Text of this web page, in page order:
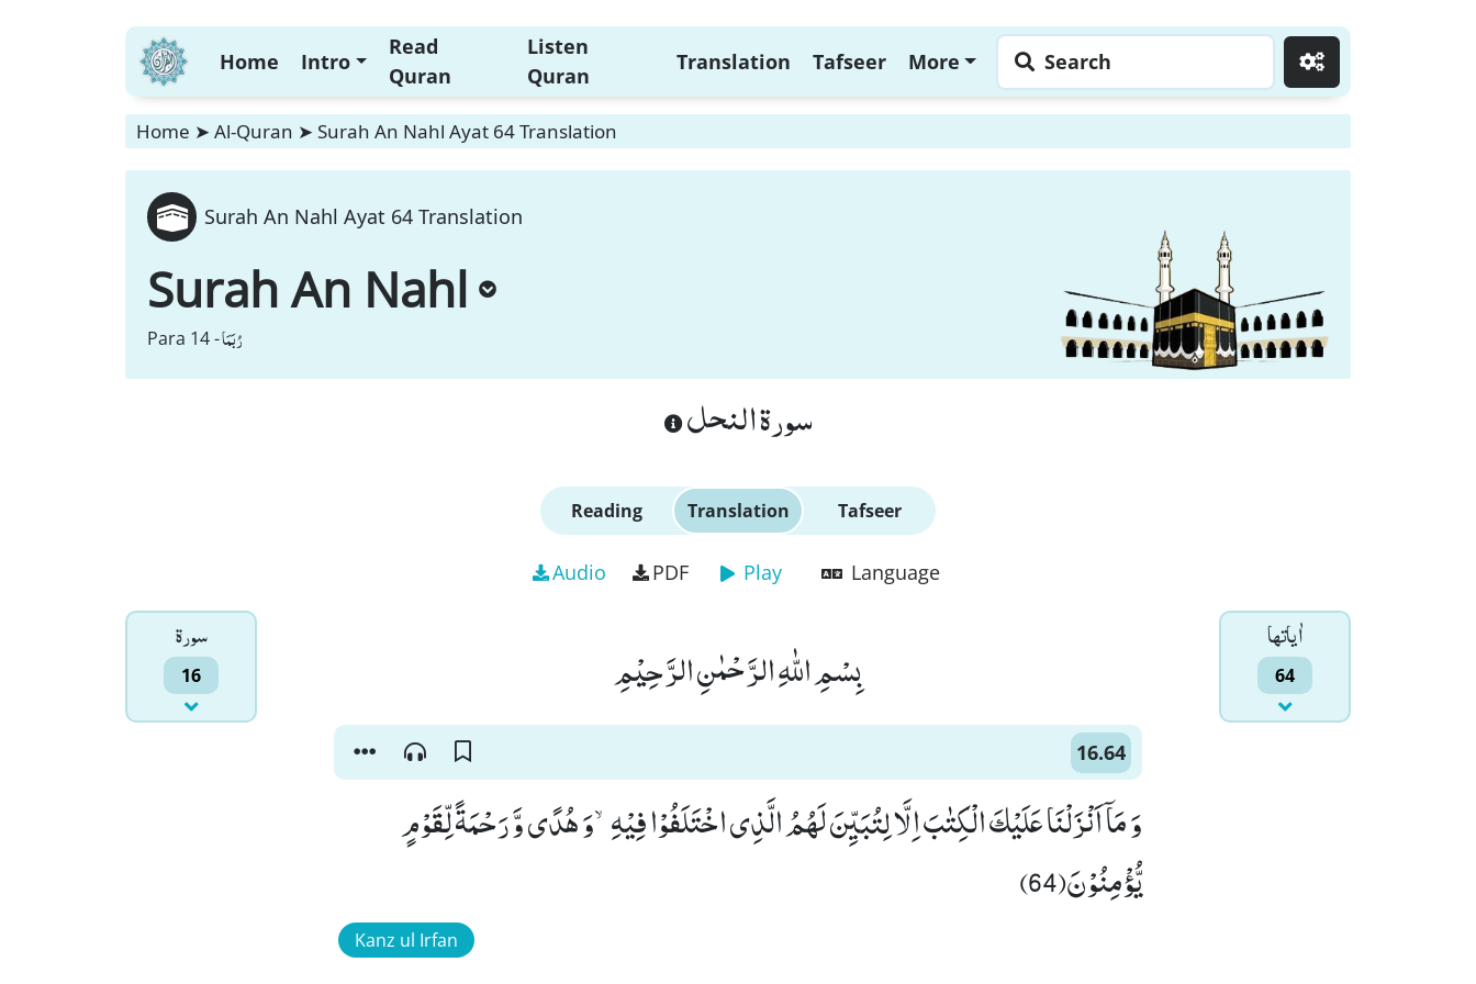
Home Intro
Read
Quran
Listen
Quran
Translation Tafseer More Search
Home ➤ Al-Quran ➤ Surah An Nahl Ayat 64 Translation
Surah An Nahl Ayat 64 Translation
Surah An Nahl
Para 14 -رُبَمَا
سورة النحل
Reading Translation Tafseer
Audio PDF Play Language
سورۃ
16
اٰياتها
64 بِسْمِ اللّٰهِ الرَّحْمٰنِ الرَّحِیْمِ
16.64
وَ مَاۤ اَنْزَلْنَا عَلَیْكَ الْكِتٰبَ اِلَّا لِتُبَیِّنَ لَهُمُ الَّذِی اخْتَلَفُوْا فِیْهِۙ-وَ هُدًى وَّ رَحْمَةً لِّقَوْمٍ
یُّؤْمِنُوْنَ(64)
Kanz ul Irfan